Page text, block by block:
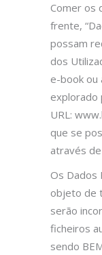
Comer os
frente,
possam
dos
e-book ou
explorado
URL:
que se
através
Os Dados
objeto de
serão
ficheiros
sendo